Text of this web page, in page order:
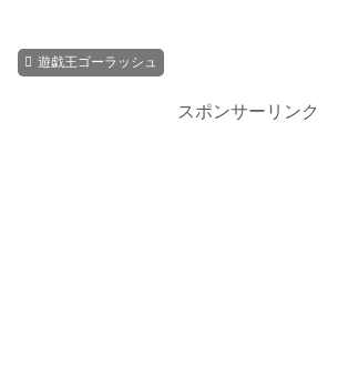
遊戯王ゴーラッシュ
スポンサーリンク